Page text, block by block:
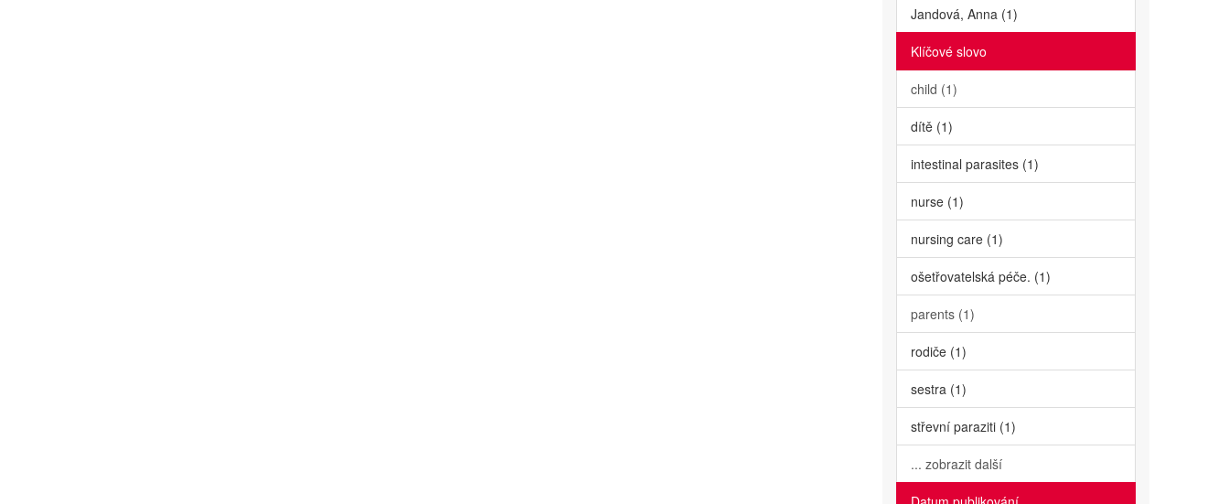
Jandová, Anna (1)
Klíčové slovo
child (1)
dítě (1)
intestinal parasites (1)
nurse (1)
nursing care (1)
ošetřovatelská péče. (1)
parents (1)
rodiče (1)
sestra (1)
střevní paraziti (1)
... zobrazit další